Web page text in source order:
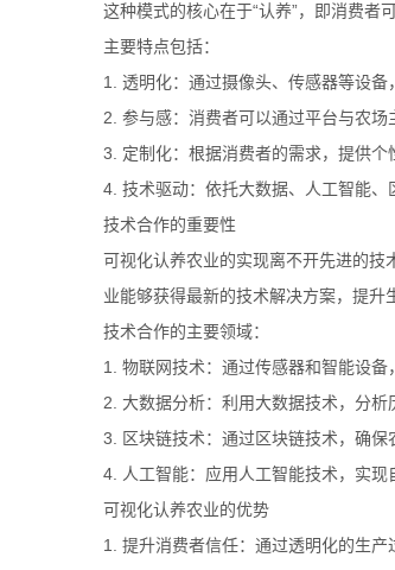
这种模式的核心在于“认养”，即消费者
主要特点包括：
1. 透明化：通过摄像头、传感器等设备
2. 参与感：消费者可以通过平台与农场
3. 定制化：根据消费者的需求，提供个
4. 技术驱动：依托大数据、人工智能、
技术合作的重要性
可视化认养农业的实现离不开先进的
业能够获得最新的技术解决方案，提升
技术合作的主要领域：
1. 物联网技术：通过传感器和智能设备
2. 大数据分析：利用大数据技术，分析
3. 区块链技术：通过区块链技术，确保
4. 人工智能：应用人工智能技术，实现
可视化认养农业的优势
1. 提升消费者信任：通过透明化的生产